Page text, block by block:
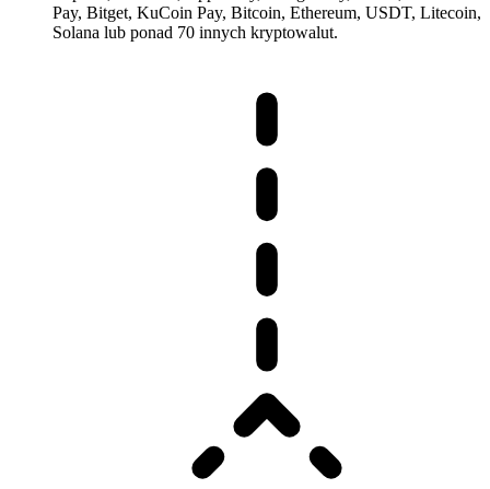
Pay, Bitget, KuCoin Pay, Bitcoin, Ethereum, USDT, Litecoin,
Solana lub ponad 70 innych kryptowalut.